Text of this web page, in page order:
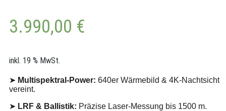
3.990,00 €
inkl. 19 % MwSt.
➤ Multispektral-Power: 640er Wärmebild & 4K-Nachtsicht
vereint.
➤ LRF & Ballistik: Präzise Laser-Messung bis 1500 m.